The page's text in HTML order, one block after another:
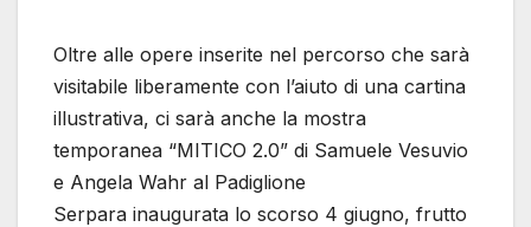
Oltre alle opere inserite nel percorso che sarà
visitabile liberamente con l’aiuto di una cartina
illustrativa, ci sarà anche la mostra
temporanea “MITICO 2.0” di Samuele Vesuvio
e Angela Wahr al Padiglione
Serpara inaugurata lo scorso 4 giugno, frutto